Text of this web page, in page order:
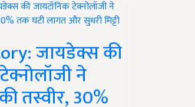
जायडेक्स की
ने
तस्वीर, 30%